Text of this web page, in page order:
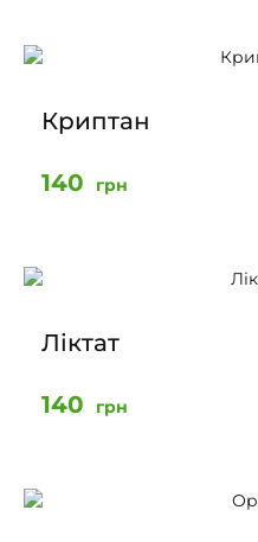
Криптан
140 грн
Ліктат
140 грн